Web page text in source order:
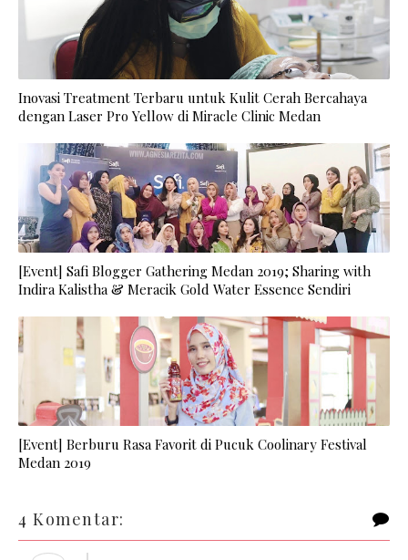
Inovasi Treatment Terbaru untuk Kulit Cerah Bercahaya
dengan Laser Pro Yellow di Miracle Clinic Medan
[Event] Safi Blogger Gathering Medan 2019; Sharing with
Indira Kalistha & Meracik Gold Water Essence Sendiri
[Event] Berburu Rasa Favorit di Pucuk Coolinary Festival
Medan 2019
4 Komentar: